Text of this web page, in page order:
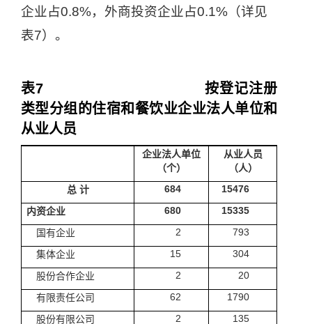
企业占0.8%，外商投资企业占0.1% （详见
表7）。
表7
按登记注册
类型分组的住宿和餐饮业企业法人单位和
从业人员
企业法人单位
（个）
从业人员
（人）
总 计 684
15476
内资企业
680
15335
国有企业
2
793
集体企业
15
304
股份合作企业
2
20
有限责任公司
62
1790
股份有限公司
2
135